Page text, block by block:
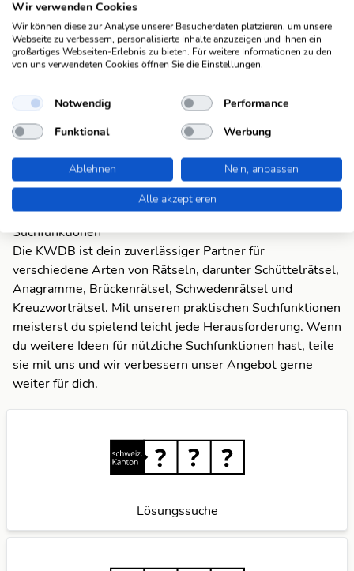
Interesse, Beteiligung
(11)
Mitgefühl
Anteilnahme
(11)
Mitleid
Anteilnahme
(11)
Trostspendung
Anteilnahme
(11)
Suchfunktionen
Die KWDB ist dein zuverlässiger Partner für
verschiedene Arten von Rätseln, darunter Schüttelrätsel,
Anagramme, Brückenrätsel, Schwedenrätsel und
Kreuzworträtsel. Mit unseren praktischen Suchfunktionen
meisterst du spielend leicht jede Herausforderung. Wenn
du weitere Ideen für nützliche Suchfunktionen hast, teile
sie mit uns und wir verbessern unser Angebot gerne
weiter für dich.
Lösungssuche
Wir verwenden Cookies
Wir können diese zur Analyse unserer Besucherdaten platzieren, um unsere
Webseite zu verbessern, personalisierte Inhalte anzuzeigen und Ihnen ein
großartiges Webseiten-Erlebnis zu bieten. Für weitere Informationen zu den
von uns verwendeten Cookies öffnen Sie die Einstellungen.
Notwendig
Performance
Funktional
Werbung
Ablehnen
Nein, anpassen
Alle akzeptieren